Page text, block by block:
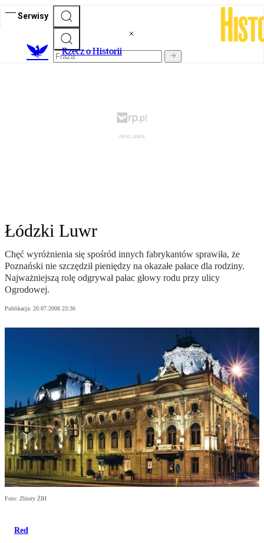
Serwisy
Rzecz o Historii
Łódzki Luwr
Chęć wyróżnienia się spośród innych fabrykantów sprawiła, że
Poznański nie szczędził pieniędzy na okazałe pałace dla rodziny.
Najważniejszą rolę odgrywał pałac głowy rodu przy ulicy
Ogrodowej.
Publikacja: 20.07.2008 23:36
Foto: Zbiory ŻIH
Red